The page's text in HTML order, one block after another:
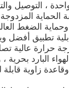
الحماية
وحماية الضغط
قابلية تطبيق
عالية تصل إلى 45
البارد
وقاعدة زاوية